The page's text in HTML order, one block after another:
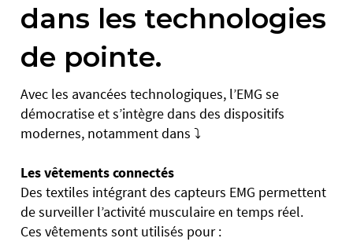
dans les technologies
de pointe.
Avec les avancées technologiques, l’EMG se
démocratise et s’intègre dans des dispositifs
modernes, notamment dans ⤵️
Les vêtements connectés
Des textiles intégrant des capteurs EMG permettent
de surveiller l’activité musculaire en temps réel.
Ces vêtements sont utilisés pour :